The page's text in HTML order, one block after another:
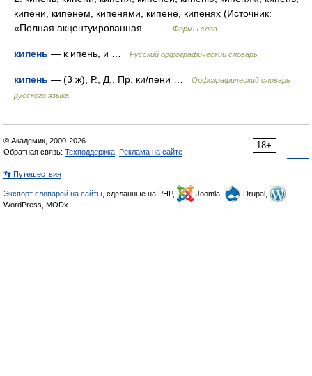
кипени, кипенем, кипенями, кипене, кипенях (Источник:
«Полная акцентуированная… …
Формы слов
кипень — к ипень, и … Русский орфографический словарь
кипень — (3 ж), Р., Д., Пр. ки/пени …
Орфографический словарь
русского языка
18+
© Академик, 2000-2026
Обратная связь: Техподдержка Реклама на сайте
👣 Путешествия
Экспорт словарей на сайты , сделанные на PHP, Joomla,
Drupal,
WordPress, MODx.